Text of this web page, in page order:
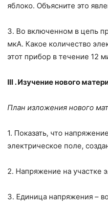
яблоко. Объясните это
3. Во включенном в цепь
мкА. Какое коли­чество
этот прибор в течение 12
III .Изучение нового
План изложения нового
1. Показать, что
электрическое поле,
2. Напряжение на участке
3. Единица напряжения –